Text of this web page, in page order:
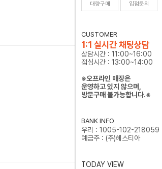
대량구매 입점문의
CUSTOMER
1:1 실시간 채팅상담
상담시간 : 11:00~16:00
점심시간 : 13:00~14:00
※오프라인 매장은
운영하고 있지 않으며,
방문구매 불가능합니다.※
BANK INFO
우리 : 1005-102-218059
예금주 : (주)헤스티아
TODAY VIEW